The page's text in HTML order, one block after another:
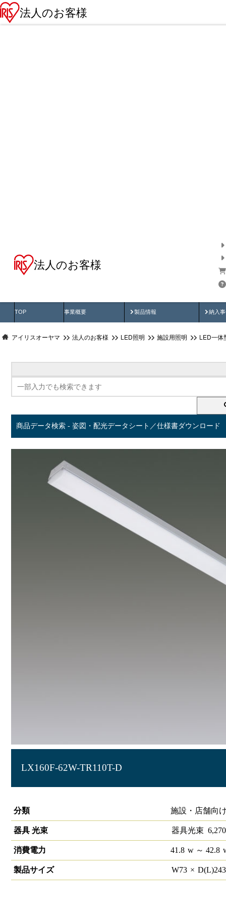
法人のお客様
法人のお客様
TOP 事業概要 製品情報
製品動画 納入
納
アイリスオーヤマ 法人のお客様 LED照明 施設用照明 LED一体
商品データ検索 - 姿図・配光データシート／仕様書ダウンロード
LX160F-62W-TR110T-D
分類
施設・店舗向
器具 光束 器具光束 6,270
消費電力 41.8 w～ 42.8
製品サイズ W73 × D(L)